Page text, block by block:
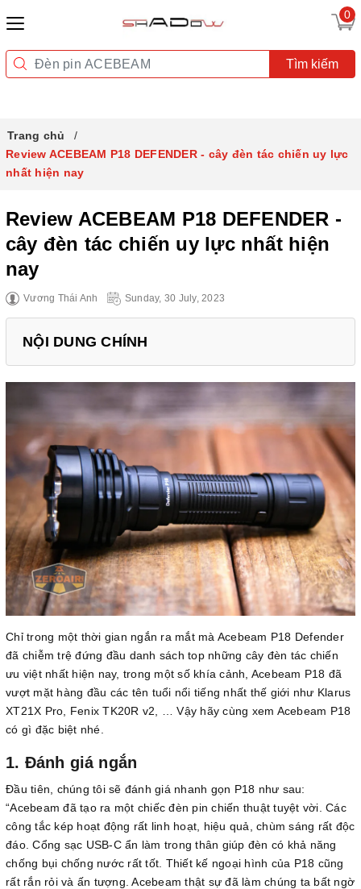
0
Tìm kiếm
Trang chủ
Review ACEBEAM P18 DEFENDER - cây đèn tác chiến uy lực
nhất hiện nay
Review ACEBEAM P18 DEFENDER -
cây đèn tác chiến uy lực nhất hiện
nay
Vương Thái Anh Sunday, 30 July, 2023
NỘI DUNG CHÍNH
Chỉ trong một thời gian ngắn ra mắt mà Acebeam P18 Defender
đã chiễm trệ đứng đầu danh sách top những cây đèn tác chiến
ưu việt nhất hiện nay, trong một số khía cảnh, Acebeam P18 đã
vượt mặt hàng đầu các tên tuổi nổi tiếng nhất thế giới như Klarus
XT21X Pro, Fenix TK20R v2, … Vậy hãy cùng xem Acebeam P18
có gì đặc biệt nhé.
1. Đánh giá ngắn
Đầu tiên, chúng tôi sẽ đánh giá nhanh gọn P18 như sau:
“Acebeam đã tạo ra một chiếc đèn pin chiến thuật tuyệt vời. Các
công tắc kép hoạt động rất linh hoạt, hiệu quả, chùm sáng rất độc
đáo. Cổng sạc USB-C ẩn làm trong thân giúp đèn có khả năng
chống bụi chống nước rất tốt. Thiết kế ngoại hình của P18 cũng
rất rắn rỏi và ấn tượng. Acebeam thật sự đã làm chúng ta bất ngờ